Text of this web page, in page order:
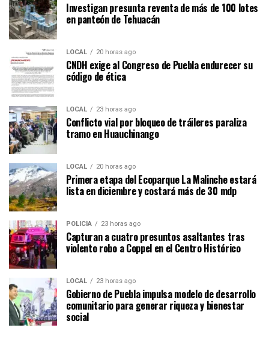
Investigan presunta reventa de más de 100 lotes
en panteón de Tehuacán
LOCAL 20 horas ago
CNDH exige al Congreso de Puebla endurecer su
código de ética
LOCAL 23 horas ago
Conflicto vial por bloqueo de tráileres paraliza
tramo en Huauchinango
LOCAL 20 horas ago
Primera etapa del Ecoparque La Malinche estará
lista en diciembre y costará más de 30 mdp
POLICÍA 23 horas ago
Capturan a cuatro presuntos asaltantes tras
violento robo a Coppel en el Centro Histórico
LOCAL 23 horas ago
Gobierno de Puebla impulsa modelo de desarrollo
comunitario para generar riqueza y bienestar
social